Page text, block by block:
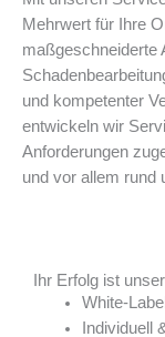
Mehrwert für Ihre
maßgeschneiderte
und kompetenter
entwickeln wir
Anforderungen
und vor allem rund
Ihr Erfolg ist
White-
Individuell